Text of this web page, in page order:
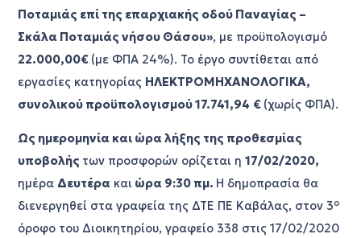
Ποταμιάς επί της επαρχιακής οδού Παναγίας –
Σκάλα Ποταμιάς νήσου Θάσου», με προϋπολογισμό
22.000,00€ (με ΦΠΑ 24%). Το έργο συντίθεται από
εργασίες κατηγορίας ΗΛΕΚΤΡΟΜΗΧΑΝΟΛΟΓΙΚΑ,
συνολικού προϋπολογισμού 17.741,94 € (χωρίς ΦΠΑ).
Ως ημερομηνία και ώρα λήξης της προθεσμίας
υποβολής των προσφορών ορίζεται η 17/02/2020,
ημέρα Δευτέρακαιώρα 9:30 πμ. Η δημοπρασία θα
διενεργηθεί στα γραφεία της ΔΤΕ ΠΕ Καβάλας, στον 3ο
όροφο του Διοικητηρίου, γραφείο 338 στις 17/02/2020